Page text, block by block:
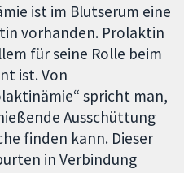
ist im Blutserum eine
vorhanden. Prolaktin
für seine Rolle beim
ist. Von
spricht man,
Ausschüttung
finden kann. Dieser
in Verbindung